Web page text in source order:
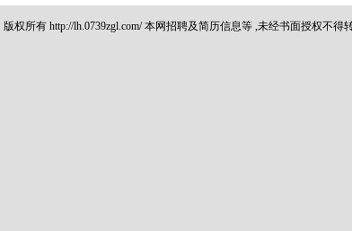
版权所有 http://lh.0739zgl.com/ 本网招聘及简历信息等 ,未经书面授权不得